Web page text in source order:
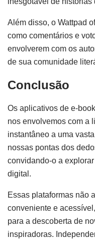
Além disso, o Wattpad
como comentários e
envolverem com os
de sua comunidade
Conclusão
Os aplicativos de e-
nos envolvemos com a
instantâneo a uma
nossas pontas dos
convidando-o a
digital.
Essas plataformas não
conveniente e
para a descoberta de
inspiradoras.